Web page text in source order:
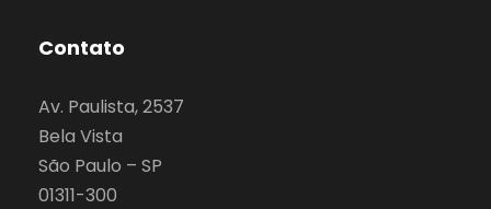
Contato
Av. Paulista, 2537
Bela Vista
São Paulo – SP
01311-300